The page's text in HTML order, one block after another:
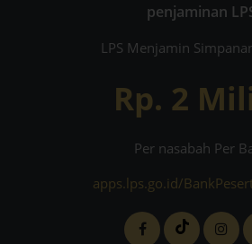
penjaminan
LPS Menjamin
Rp. 2
Per nasabah Per
apps.lps.go.id/